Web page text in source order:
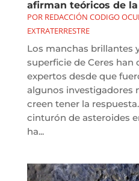
afirman teóricos de
POR REDACCIÓN CODIGO
EXTRATERRESTRE
Los manchas brillantes
superficie de Ceres han
expertos desde que
algunos investigadores
creen tener la
cinturón de asteroides
ha...